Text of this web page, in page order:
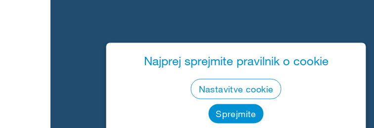
Najprej sprejmite pravilnik o cookie
Nastavitve cookie
Sprejmite